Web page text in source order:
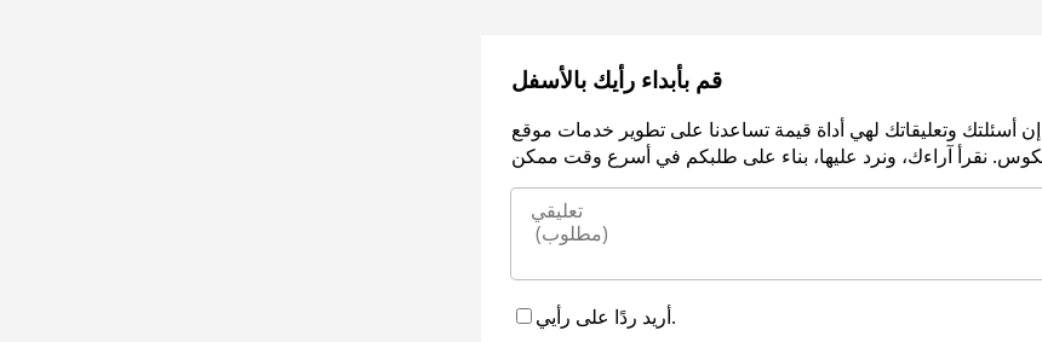
قم بأبداء رأيك بالأسفل
إن أسئلتك وتعليقاتك لهي أداة قيمة تساعدنا على تطوير خدمات موقع
أريد ردًا على رأيي.